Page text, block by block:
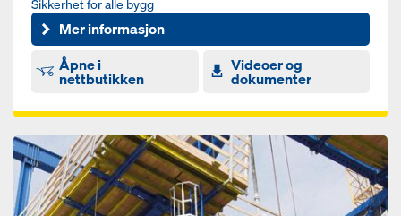
Sikkerhet for alle bygg
Mer informasjon
Åpne i
nettbutikken
Videoer og
dokumenter